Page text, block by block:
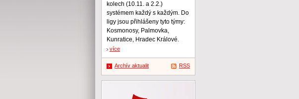
kolech (10.11. a 2.2.)
systémem každý s každým. Do
ligy jsou přihlášeny tyto týmy:
Kosmonosy, Palmovka,
Kunratice, Hradec Králové.
více
Archív aktualit RSS